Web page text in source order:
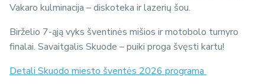
Vakaro kulminacija – diskoteka ir lazerių šou.
Birželio 7-ąją vyks šventinės mišios ir motobolo turnyro
finalai. Savaitgalis Skuode – puiki proga švęsti kartu!
Detali Skuodo miesto šventės 2026 programa